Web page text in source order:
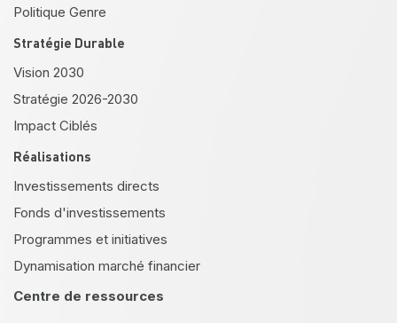
Politique Genre
Stratégie Durable
Vision 2030
Stratégie 2026-2030
Impact Ciblés
Réalisations
Investissements directs
Fonds d'investissements
Programmes et initiatives
Dynamisation marché financier
Centre de ressources